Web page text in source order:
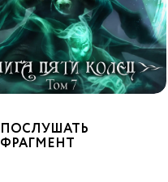
ПОСЛУШАТЬ
ФРАГМЕНТ